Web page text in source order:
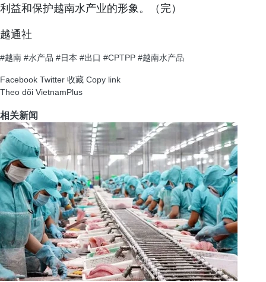
利益和保护越南水产业的形象。（完）
越通社
#越南 #水产品 #日本 #出口 #CPTPP #越南水产品
Facebook Twitter 收藏 Copy link
Theo dõi VietnamPlus
相关新闻